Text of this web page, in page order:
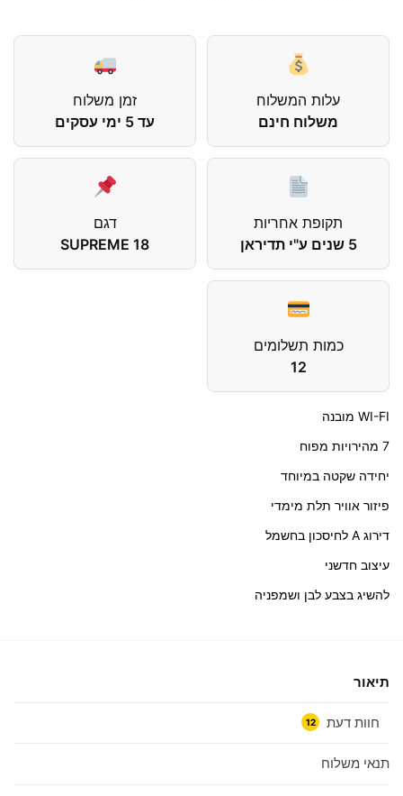
עלות המשלוח
משלוח חינם
זמן משלוח
עד 5 ימי עסקים
תקופת אחריות
5 שנים ע"י תדיראן
דגם
SUPREME 18
כמות תשלומים
12
WI-FI מובנה
7 מהירויות מפוח
יחידה שקטה במיוחד
פיזור אוויר תלת מימדי
דירוג A לחיסכון בחשמל
עיצוב חדשני
להשיג בצבע לבן ושמפניה
תיאור
חוות דעת 12
תנאי משלוח